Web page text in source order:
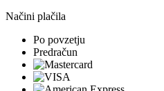
Načini plačila
Po povzetju
Predračun